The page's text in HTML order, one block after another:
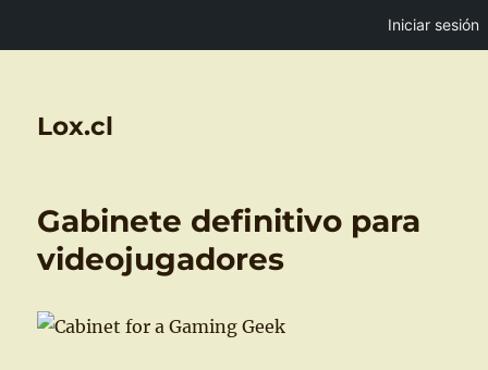
Iniciar sesión
Lox.cl
Gabinete definitivo para
videojugadores